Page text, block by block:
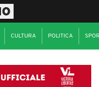
CULTURA POLITICA